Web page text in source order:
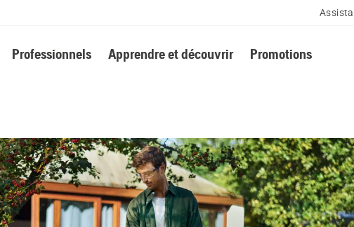
Professionnels Apprendre et découvrir Promotions